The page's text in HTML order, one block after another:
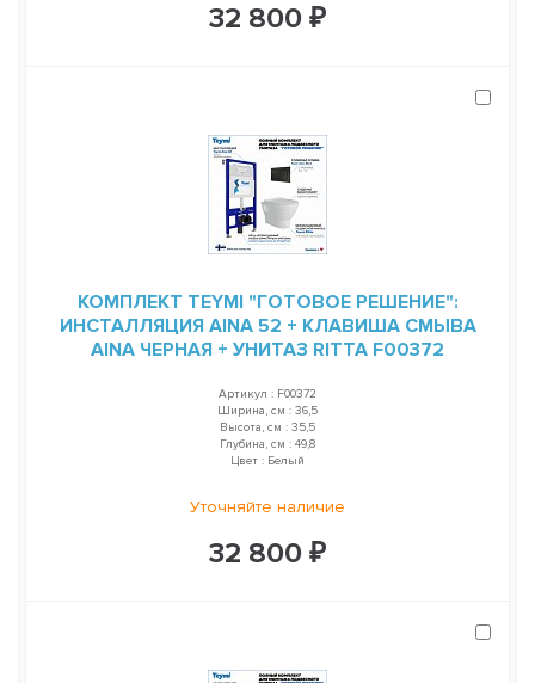
32 800 ₽
КОМПЛЕКТ TEYMI "ГОТОВОЕ РЕШЕНИЕ":
ИНСТАЛЛЯЦИЯ AINA 52 + КЛАВИША СМЫВА
AINA ЧЕРНАЯ + УНИТАЗ RITTA F00372
Артикул : F00372
Ширина, см : 36,5
Высота, см : 35,5
Глубина, см : 49,8
Цвет : Белый
Уточняйте наличие
32 800 ₽